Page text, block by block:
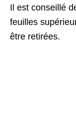
Il est conseillé
feuilles
être retirées.